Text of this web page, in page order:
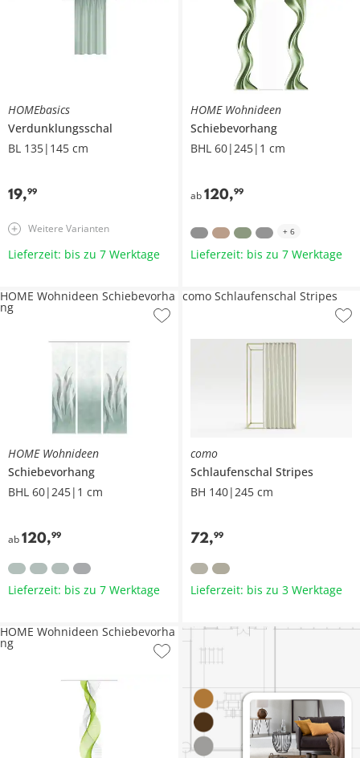
HOMEbasics
Verdunklungsschal
BL 135|145 cm
19,99
Weitere Varianten
Lieferzeit: bis zu 7 Werktage
HOME Wohnideen
Schiebevorhang
BHL 60|245|1 cm
ab 120,99
+ 6
Lieferzeit: bis zu 7 Werktage
HOME Wohnideen
Schiebevorhang
BHL 60|245|1 cm
ab120,99
HOME Wohnideen Schiebevorha
ng
Lieferzeit: bis zu 7 Werktage
como
Schlaufenschal Stripes
BH 140|245 cm
72,99
como Schlaufenschal Stripes
Lieferzeit: bis zu 3 Werktage
HOME Wohnideen Schiebevorha
ng